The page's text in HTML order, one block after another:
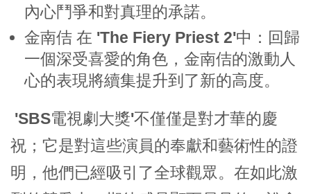
內心鬥爭和對真理的承諾。
金南佶 在 'The Fiery Priest 2'中：回歸
一個深受喜愛的角色，金南佶的激動人
心的表現將續集提升到了新的高度。
'SBS電視劇大獎'不僅僅是對才華的慶
祝；它是對這些演員的奉獻和藝術性的證
明，他們已經吸引了全球觀眾。在如此激